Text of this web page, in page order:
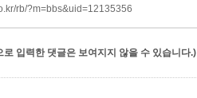
rb/?m=bbs&uid=12135356
입력한 댓글은 보여지지 않을 수 있습니다.)